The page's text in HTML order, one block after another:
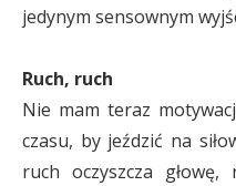
jedynym sensownym
Ruch, ruch
Nie mam teraz
czasu, by jeździć na
ruch oczyszcza